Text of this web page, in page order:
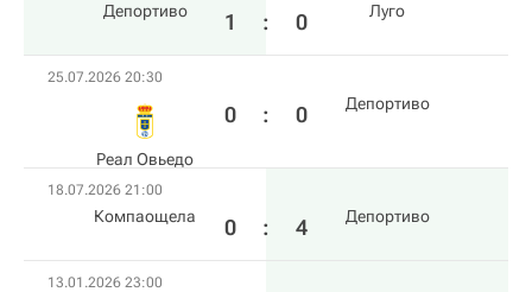
Депортиво 1 : 0 Луго
25.07.2026 20:30
Реал Овьедо
0 : 0 Депортиво
18.07.2026 21:00
Компаощела 0 : 4 Депортиво
13.01.2026 23:00